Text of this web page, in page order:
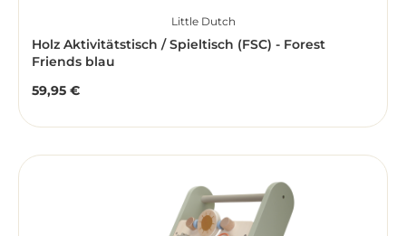
Little Dutch
Holz Aktivitätstisch / Spieltisch (FSC) - Forest
Friends blau
Regulärer Preis:
59,95 €